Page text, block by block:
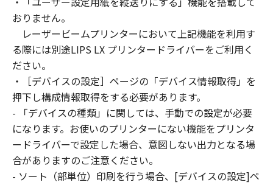
諾されるものではありません。
２．制限
(1) お客様は、再使用許諾、譲渡、販売、頒
布、リースもしくは貸与その他の方法により、
第三者に「本ソフトウェア」を使用させること
はできません。
(2) お客様は、「本ソフトウェア」の全部また
は一部を修正、改変、逆コンパイル、逆アセン
ブル、その他リバースエンジニアリング等する
ことはできません。また第三者にこのような行
為をさせてはなりません。
３．著作権表示
お客様は、「本ソフトウェア」に含まれるキヤ
おりません。
レーザービームプリンターにおいて上記機能を利用す
る際には別途LIPS LX プリンタードライバーをご利用く
ださい。
・［デバイスの設定］ページの「デバイス情報取得」を
押下し構成情報取得をする必要があります。
- 「デバイスの種類」に関しては、手動での設定が必要
になります。お使いのプリンターにない機能をプリンタ
ードライバーで設定した場合、意図しない出力となる場
合がありますのご注意ください。
- ソート（部単位）印刷を行う場合、[デバイスの設定]ペ